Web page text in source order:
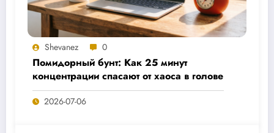
Shevanez 0
Помидорный бунт: Как 25 минут
концентрации спасают от хаоса в голове
2026-07-06